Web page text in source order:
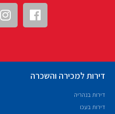
דירות למכירה והשכרה
דירות בנהריה
דירות בעכו